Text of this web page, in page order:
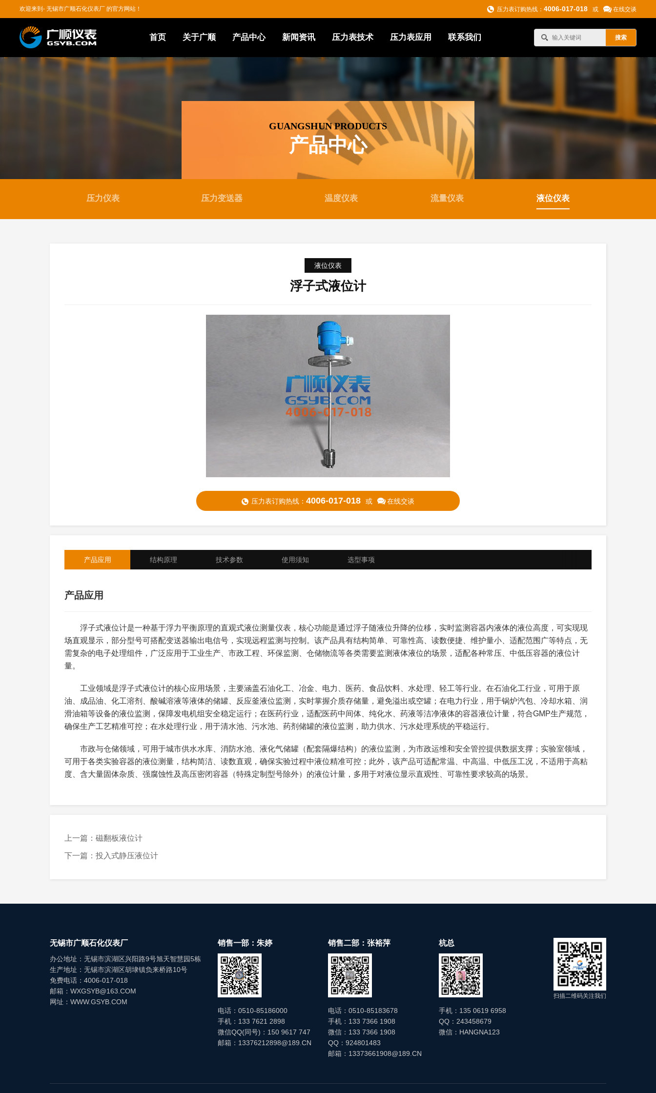
欢迎来到- 无锡市广顺石化仪表厂 的官方网站！ 压力表订购热线： 4006-017-018 或 在线交谈
首页 关于广顺 产品中心 新闻资讯 压力表技术 压力表应用 联系我们
GUANGSHUN PRODUCTS
产品中心
压力仪表 压力变送器 温度仪表 流量仪表 液位仪表
液位仪表
浮子式液位计
压力表订购热线： 4006-017-018 或 在线交谈
产品应用 结构原理 技术参数 使用须知 选型事项
产品应用
浮子式液位计是一种基于浮力平衡原理的直观式液位测量仪表，核心功能是通过浮子随液位升降的位移，实时监测容器内液体的液位高度，可实现现
场直观显示，部分型号可搭配变送器输出电信号，实现远程监测与控制。该产品具有结构简单、可靠性高、读数便捷、维护量小、适配范围广等特点，无
需复杂的电子处理组件，广泛应用于工业生产、市政工程、环保监测、仓储物流等各类需要监测液体液位的场景，适配各种常压、中低压容器的液位计
量。
工业领域是浮子式液位计的核心应用场景，主要涵盖石油化工、冶金、电力、医药、食品饮料、水处理、轻工等行业。在石油化工行业，可用于原
油、成品油、化工溶剂、酸碱溶液等液体的储罐、反应釜液位监测，实时掌握介质存储量，避免溢出或空罐；在电力行业，用于锅炉汽包、冷却水箱、润
滑油箱等设备的液位监测，保障发电机组安全稳定运行；在医药行业，适配医药中间体、纯化水、药液等洁净液体的容器液位计量，符合GMP生产规范，
确保生产工艺精准可控；在水处理行业，用于清水池、污水池、药剂储罐的液位监测，助力供水、污水处理系统的平稳运行。
市政与仓储领域，可用于城市供水水库、消防水池、液化气储罐（配套隔爆结构）的液位监测，为市政运维和安全管控提供数据支撑；实验室领域，
可用于各类实验容器的液位测量，结构简洁、读数直观，确保实验过程中液位精准可控；此外，该产品可适配常温、中高温、中低压工况，不适用于高粘
度、含大量固体杂质、强腐蚀性及高压密闭容器（特殊定制型号除外）的液位计量，多用于对液位显示直观性、可靠性要求较高的场景。
测量介质：各类清洁或含微量杂质的液体（清水、成品油、化工溶剂、药液、酸碱溶液等），不含大量固体杂质（粒径≤1MM），粘度≤500MPA·S，
强腐蚀性介质需选用专用防腐型号
精度等级：机械型：±1.0%FS~±2.5%FS；电子远传型：±0.5%FS~±1.5%FS
重复性：≤±0.2%FS~±0.5%FS
工作温度：-40℃-200℃（常规型号），高温型号可达350℃；变送器：-20℃-60℃
工作压力：0-1.6MPA（常规型号），高压定制型号可达10MPA，常压容器优先适配
导杆/导管材质：不锈钢304/316L、碳钢、聚四氟乙烯（适配腐蚀性介质）
输出信号（电子远传型）：模拟量（4-20MA、0-10V）、数字量（RS485、MODBUS）、开关量（常开/常闭，用于报警）可选
防护等级：机械型：IP65（常规）、IP67（防水型）；电子远传型：传感器IP67、变送器IP65
安装须知
安装前需确认浮子式液位计型号与被测介质（腐蚀性、粘度、含杂量）、工况（温度、压力）、容器类型（立式/卧式）及测量范围匹配，核对精度等
级、安装方式与现场需求一致，避免型号不符导致测量误差过大或设备损坏。
容器液位量程匹配，顶装式需保证导杆垂直、无倾斜，长度适配容器深度。
安装时需轻拿轻放，严禁敲击、碰撞浮子、导杆等核心部件，避免浮子变形、导杆弯曲；法兰连接需对齐密封，做好密封处理，避免介质泄漏；电子
远传型接线时需切断现场电源，严格按照接线图操作，区分电源、信号接线端子，避免接反或短路。
安装完成后，需清理容器内的杂质、油污，避免杂质卡住浮子；首次投入使用前，手动推动浮子上下移动，检查浮子升降是否顺畅、指示是否准确，
操作须知
相关操作，排查故障后再重启使用。
介质泄漏，严禁用于测量强腐蚀性、高粘度或含大量杂质的液体（非专用型号）。
日常维护：每周清洁一次浮子、导杆和刻度标尺，去除灰尘、介质残留，确保读数清晰、浮子升降顺畅；每月检查安装支架是否牢固、密封件是否老
化，电子远传型检查接线端子是否松动、信号线缆是否破损；每季度核对测量精度，对电子远传型进行校准（可联系厂家或专业机构）；每年检查浮子、
导杆的磨损、腐蚀情况，及时更换损坏部件。
常见故障处理：① 浮子卡顿、无法升降：容器内有杂质卡住浮子，或导杆弯曲、浮子变形，停止使用后清理杂质、校正导杆或更换浮子；② 液位指
示/显示不准：浮子磨损、刻度标尺偏移，或电子远传型传感器故障，更换浮子、校正标尺或检修传感器；③ 电子远传型无信号输出：检查电源是否正常、
接线是否松动，变送器是否故障；④ 介质泄漏：密封件老化、法兰连接不紧密，更换密封件、重新紧固法兰。
殊定制除外）。
工况与容器选型：① 测量范围：选择量程覆盖容器实际液位高度的型号，推荐实际液位处于量程的30%-80%，避免量程过大导致读数误差，量程过
小无法满足测量需求；② 温度/压力：根据介质温度、容器压力选择对应额定参数的型号，高温/高压工况需选用专用高温、高压型号，常规型号严禁超温
超压使用；③ 容器类型：立式储罐优先选用顶装式、侧装式，卧式储罐优先选用侧装式，小口径容器选用小型顶装式，确保安装适配、浮子升降顺畅。
（±1.0%FS~±2.5%FS）；② 信号需求：无需远程监测，选用机械直观型；需远程监测、联动控制，选用电子远传型，确保输出信号与PLC、DCS等系统
兼容；③ 报警需求：需液位报警（高/低液位），选用带开关量输出的电子远传型。
安装与环境选型：根据容器安装空间、接口位置，选择顶装、侧装或底装式；户外、潮湿环境需选用IP67及以上防护等级的型号；易燃易爆场景（如
上一篇：磁翻板液位计
下一篇：投入式静压液位计
无锡市广顺石化仪表厂
办公地址：无锡市滨湖区兴阳路9号旭天智慧园5栋
生产地址：无锡市滨湖区胡埭镇负来桥路10号
免费电话：4006-017-018
邮箱：WXGSYB@163.COM
网址：WWW.GSYB.COM
销售一部：朱婷
电话：0510-85186000
手机：133 7621 2898
微信QQ(同号)：150 9617 747
邮箱：13376212898@189.CN
销售二部：张裕萍
电话：0510-85183678
手机：133 7366 1908
微信：133 7366 1908
QQ：924801483
邮箱：13373661908@189.CN
杭总
手机：135 0619 6958
QQ：243458679
微信：HANGNA123
扫描二维码关注我们